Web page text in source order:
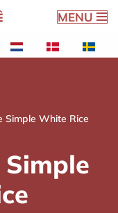
MENU
Simple White Rice